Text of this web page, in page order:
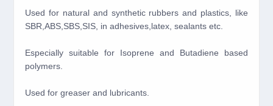
Used for natural and synthetic rubbers and plastics, like
SBR,ABS,SBS,SIS, in adhesives,latex, sealants etc.
Especially suitable for Isoprene and Butadiene based
polymers.
Used for greaser and lubricants.